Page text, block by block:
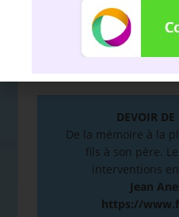
DEVOIR
De la mémoire à la
fils à son père.
interventions
Jean
https://